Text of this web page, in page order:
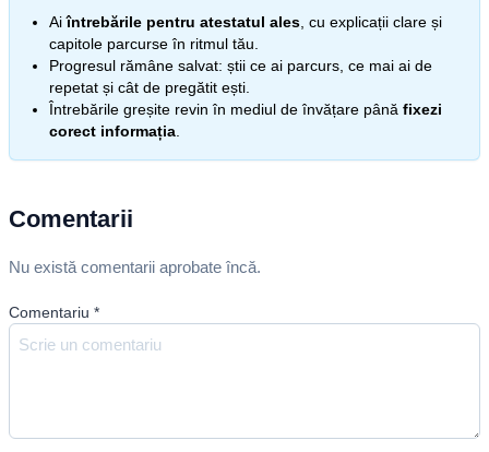
Aiîntrebările pentru atestatul ales , cu explicații clare și
capitole parcurse în ritmul tău.
Progresul rămâne salvat: știi ce ai parcurs, ce mai ai de
repetat și cât de pregătit ești.
Întrebările greșite revin în mediul de învățare până fixezi
corect informația
Comentarii
Nu există comentarii aprobate încă.
Comentariu *